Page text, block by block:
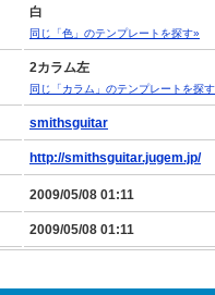
白
同じ「色」のテンプレートを探す»
2カラム左
同じ「カラム」のテンプレートを探
smithsguitar
http://smithsguitar.jugem.jp/
2009/05/08 01:11
2009/05/08 01:11